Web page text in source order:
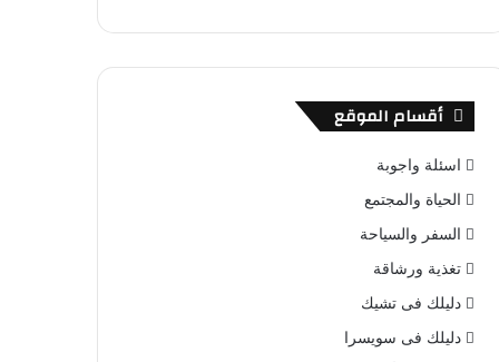
أقسام الموقع
اسئلة واجوبة
الحياة والمجتمع
السفر والسياحة
تغذية ورشاقة
دليلك فى تشيك
دليلك فى سويسرا